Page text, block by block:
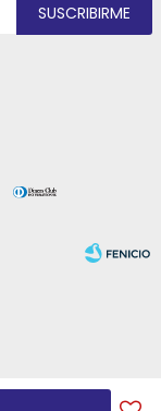
SUSCRIBIRME
Fenicio